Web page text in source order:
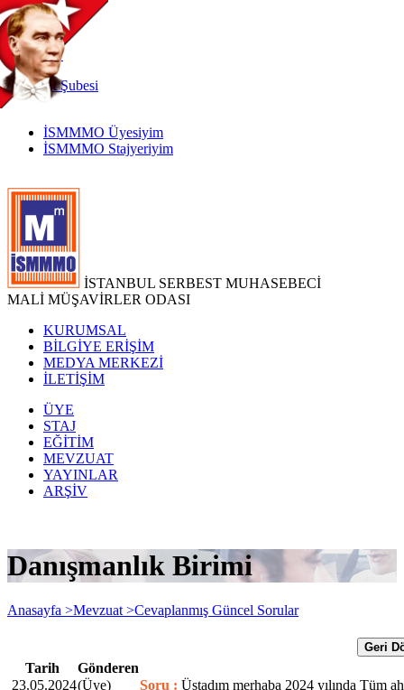
TR
|
EN
İnternetŞubesi
İSMMMO Üyesiyim
İSMMMO Stajyeriyim
İSTANBUL SERBEST MUHASEBECİ
MALİ MÜŞAVİRLER ODASI
KURUMSAL
BİLGİYE ERİŞİM
MEDYA MERKEZİ
İLETİŞİM
ÜYE
STAJ
EĞİTİM
MEVZUAT
YAYINLAR
ARŞİV
Danışmanlık Birimi
Anasayfa >Mevzuat >Cevaplanmış Güncel Sorular
Geri
Tarih
Gönderen
23.05.2024(Üye) Soru : Üstadım merhaba 2024 yılında Tüm